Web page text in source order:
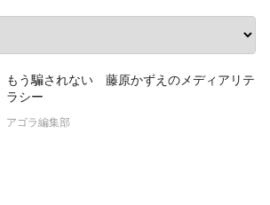
もう騙されない 藤原かずえのメディアリテ
ラシー
アゴラ編集部